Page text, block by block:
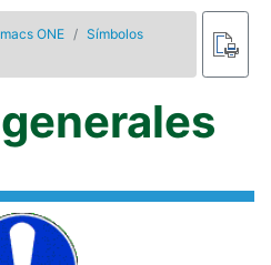
ONE
Símbolos